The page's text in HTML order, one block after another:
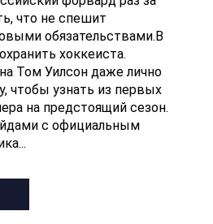
что не спешит
обязательствами.В
хоккеиста.
Том Уилсон даже лично
чтобы узнать из первых
на предстоящий сезон.
с официальным